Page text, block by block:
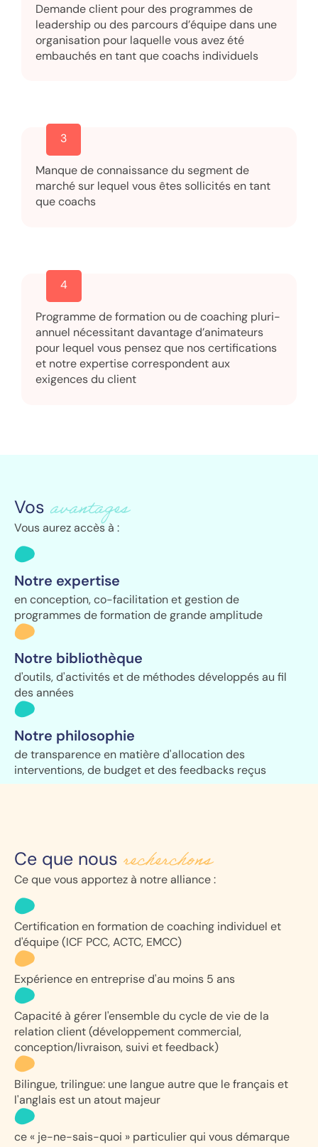
Demande client pour des programmes de
leadership ou des parcours d’équipe dans une
organisation pour laquelle vous avez été
embauchés en tant que coachs individuels
3
Manque de connaissance du segment de
marché sur lequel vous êtes sollicités en tant
que coachs
4
Programme de formation ou de coaching pluri-
annuel nécessitant davantage d’animateurs
pour lequel vous pensez que nos certifications
et notre expertise correspondent aux
exigences du client
Vos avantages
Vous aurez accès à :
Notre expertise
en conception, co-facilitation et gestion de
programmes de formation de grande amplitude
Notre bibliothèque
d'outils, d'activités et de méthodes développés au fil
des années
Notre philosophie
de transparence en matière d'allocation des
interventions, de budget et des feedbacks reçus
Ce que nous recherchons
Ce que vous apportez à notre alliance :
Certification en formation de coaching individuel et
d'équipe (ICF PCC, ACTC, EMCC)
Expérience en entreprise d'au moins 5 ans
Capacité à gérer l'ensemble du cycle de vie de la
relation client (développement commercial,
conception/livraison, suivi et feedback)
Bilingue, trilingue: une langue autre que le français et
l'anglais est un atout majeur
ce « je-ne-sais-quoi » particulier qui vous démarque